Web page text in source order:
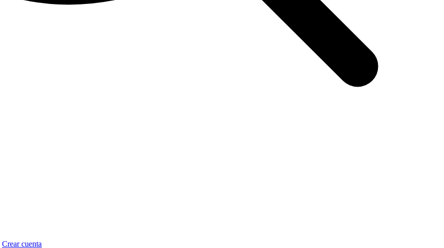
Crear cuenta